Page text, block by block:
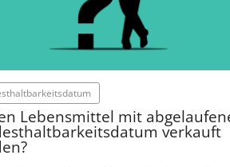
Lebensmittel mit
verkauft